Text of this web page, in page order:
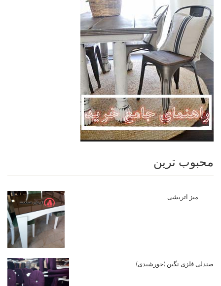
محبوب ترین
میز اتریشی
صندلی فلزی نگین (خورشیدی)